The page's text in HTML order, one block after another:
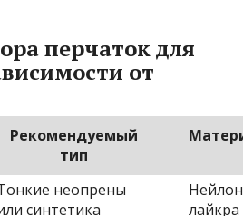
перчаток для
от
Рекомендуемый
тип
неопрены
синтетика
лайкра